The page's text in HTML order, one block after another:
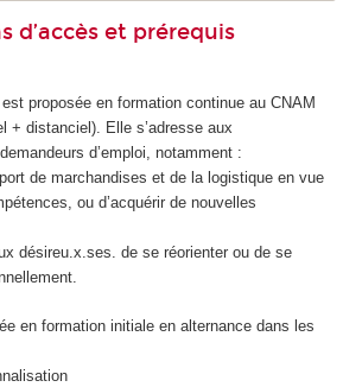
d’accès et prérequis
proposée en formation continue au CNAM
+ distanciel). Elle s’adresse aux
d’emploi, notamment :
de marchandises et de la logistique en vue
ou d’acquérir de nouvelles
désireu.x.ses. de se réorienter ou de se
en formation initiale en alternance dans les